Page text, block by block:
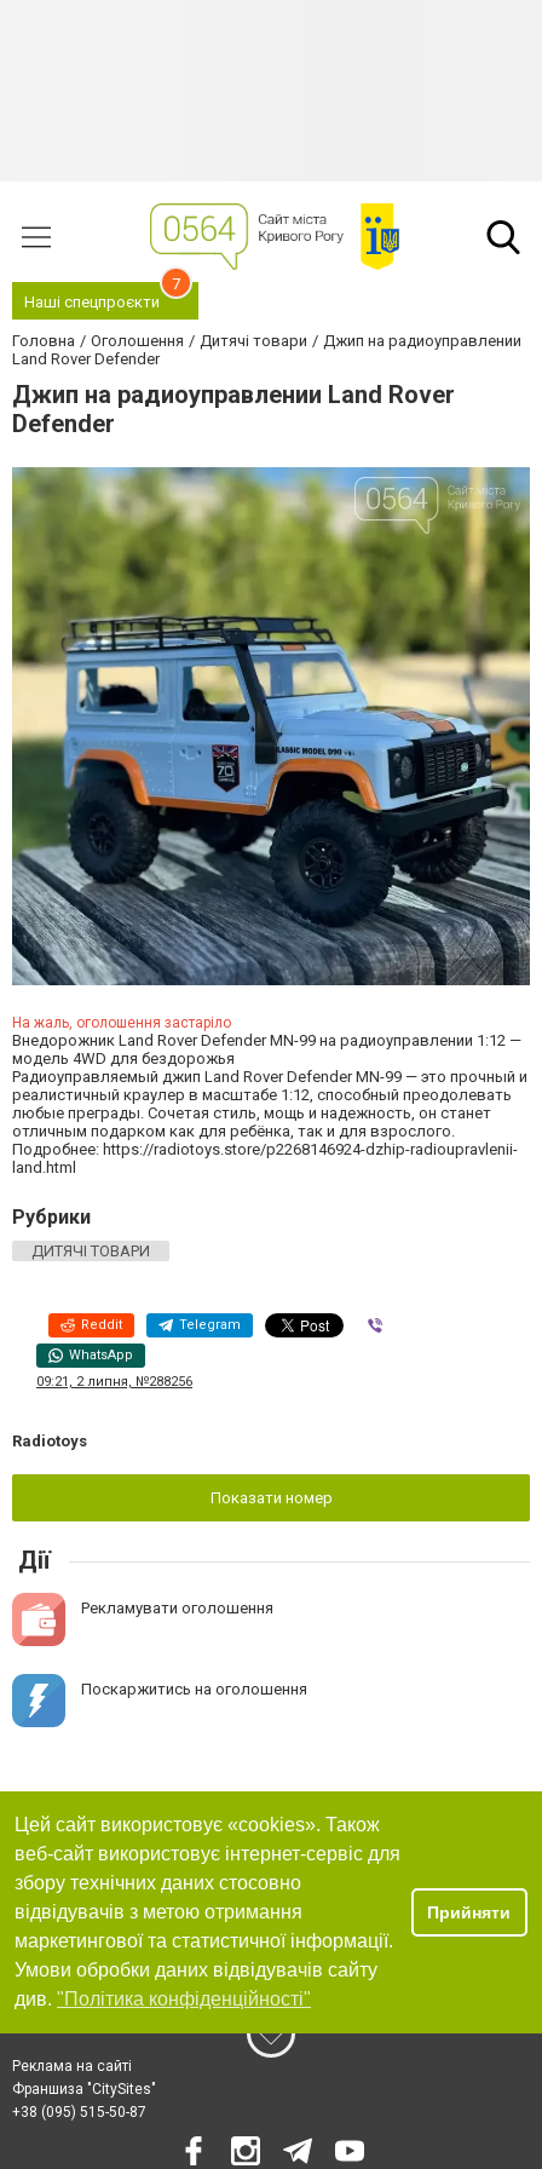
Наші спецпроєкти
7
Головна Оголошення Дитячі товари
Джип на радиоуправлении
Land Rover Defender
Джип на радиоуправлении Land Rover
Defender
На жаль, оголошення застаріло
Внедорожник Land Rover Defender MN-99 на радиоуправлении 1:12 —
модель 4WD для бездорожья
Радиоуправляемый джип Land Rover Defender MN-99 — это прочный и
реалистичный краулер в масштабе 1:12, способный преодолевать
любые преграды. Сочетая стиль, мощь и надежность, он станет
отличным подарком как для ребёнка, так и для взрослого.
Подробнее: https://radiotoys.store/p2268146924-dzhip-radioupravlenii-
land.html
Рубрики
ДИТЯЧІ ТОВАРИ
Reddit Telegram
WhatsApp
09:21, 2 липня, №288256
Radiotoys
Показати номер
Дії
Рекламувати оголошення
Поскаржитись на оголошення
Цей сайт використовує «cookies». Також
веб-сайт використовує інтернет-сервіс для
збору технічних даних стосовно
відвідувачів з метою отримання
маркетингової та статистичної інформації.
Умови обробки даних відвідувачів сайту
див. "Політика конфіденційності"
Прийняти
Реклама на сайті
Франшиза "CitySites"
+38 (095) 515-50-87